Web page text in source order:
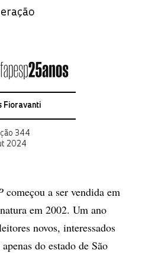
Fioravanti
344
2024
começou a ser vendida em
em 2002. Um ano
novos, interessados
do estado de São